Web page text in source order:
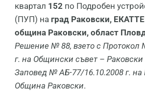
квартал 152 по Подробен
(ПУП) на град Раковски,
община Раковски, област
Решение № 88, взето с Протокол
г. на Общински съвет –
Заповед № АБ-77/16.10.2008 г. на
Община Раковски.